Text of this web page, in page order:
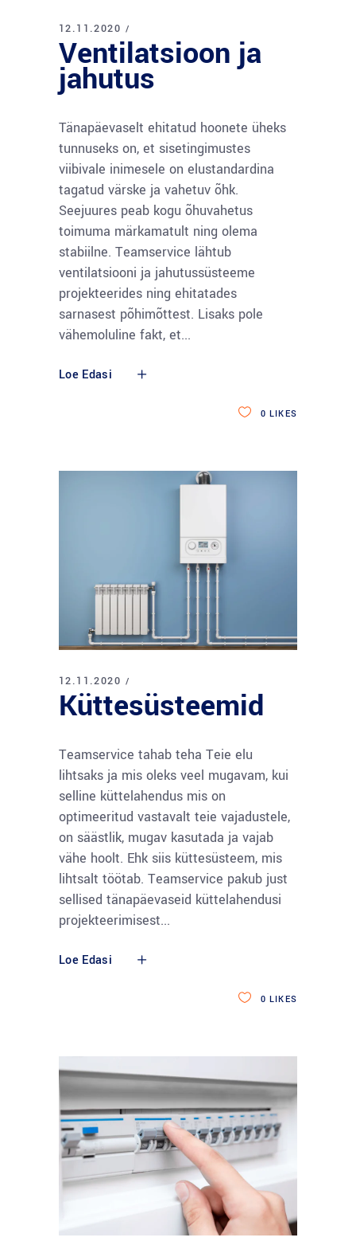
12.11.2020
Ventilatsioon ja
jahutus
Tänapäevaselt ehitatud hoonete üheks
tunnuseks on, et sisetingimustes
viibivale inimesele on elustandardina
tagatud värske ja vahetuv õhk.
Seejuures peab kogu õhuvahetus
toimuma märkamatult ning olema
stabiilne. Teamservice lähtub
ventilatsiooni ja jahutussüsteeme
projekteerides ning ehitatades
sarnasest põhimõttest. Lisaks pole
vähemoluline fakt, et
Loe Edasi
0 LIKES
12.11.2020
Küttesüsteemid
Teamservice tahab teha Teie elu
lihtsaks ja mis oleks veel mugavam, kui
selline küttelahendus mis on
optimeeritud vastavalt teie vajadustele,
on säästlik, mugav kasutada ja vajab
vähe hoolt. Ehk siis küttesüsteem, mis
lihtsalt töötab. Teamservice pakub just
sellised tänapäevaseid küttelahendusi
projekteerimisest
Loe Edasi
0 LIKES